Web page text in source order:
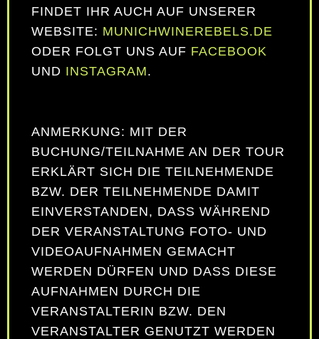
FINDET IHR AUCH AUF UNSERER
WEBSITE: MUNICHWINEREBELS.DE
ODER FOLGT UNS AUF FACEBOOK
UND INSTAGRAM.
ANMERKUNG: MIT DER
BUCHUNG/TEILNAHME AN DER TOUR
ERKLÄRT SICH DIE TEILNEHMENDE
BZW. DER TEILNEHMENDE DAMIT
EINVERSTANDEN, DASS WÄHREND
DER VERANSTALTUNG FOTO- UND
VIDEOAUFNAHMEN GEMACHT
WERDEN DÜRFEN UND DASS DIESE
AUFNAHMEN DURCH DIE
VERANSTALTERIN BZW. DEN
VERANSTALTER GENUTZT WERDEN